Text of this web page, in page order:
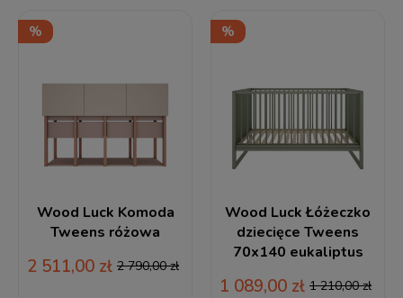
Wood Luck Komoda
Tweens różowa
2 511,00 zł 2 790,00 zł
Wood Luck Łóżeczko
dziecięce Tweens
70x140 eukaliptus
1 089,00 zł 1 210,00 zł